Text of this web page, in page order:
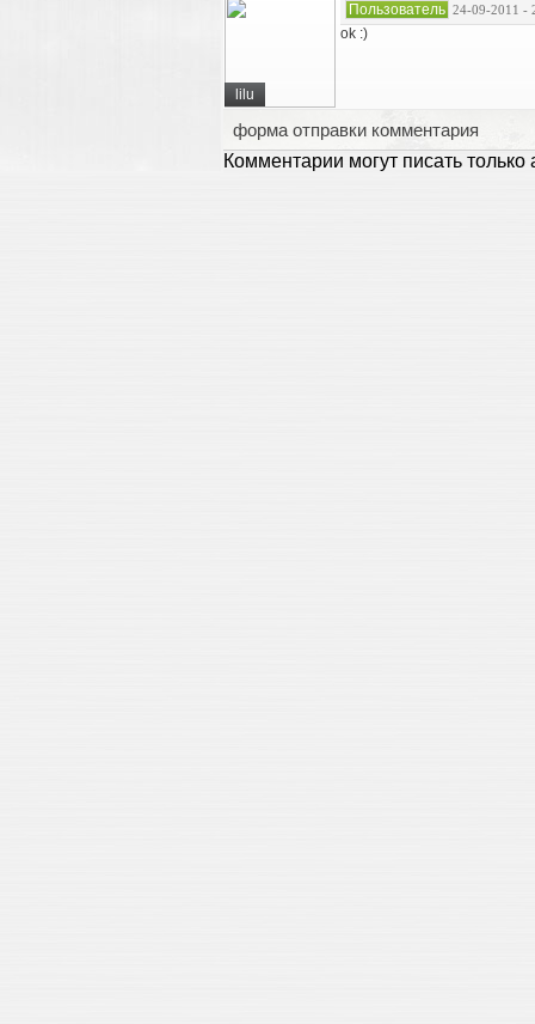
lilu
Пользователь 24-09-2011 -
ok :)
форма отправки комментария
Комментарии могут писать